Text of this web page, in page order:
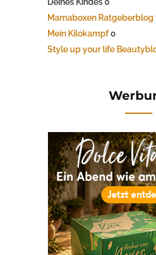
Deines Kindes 0
Mamaboxen Ratgeberblog
Mein Kilokampf0
Style up your life